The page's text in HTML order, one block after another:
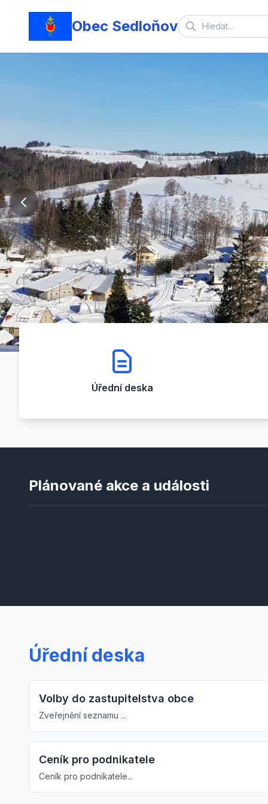
Obec Sedloňov
Úřední deska
Plánované akce a události
Úřední deska
Volby do zastupitelstva obce
Zveřejnění seznamu ...
Ceník pro podnikatele
Ceník pro podnikatele...